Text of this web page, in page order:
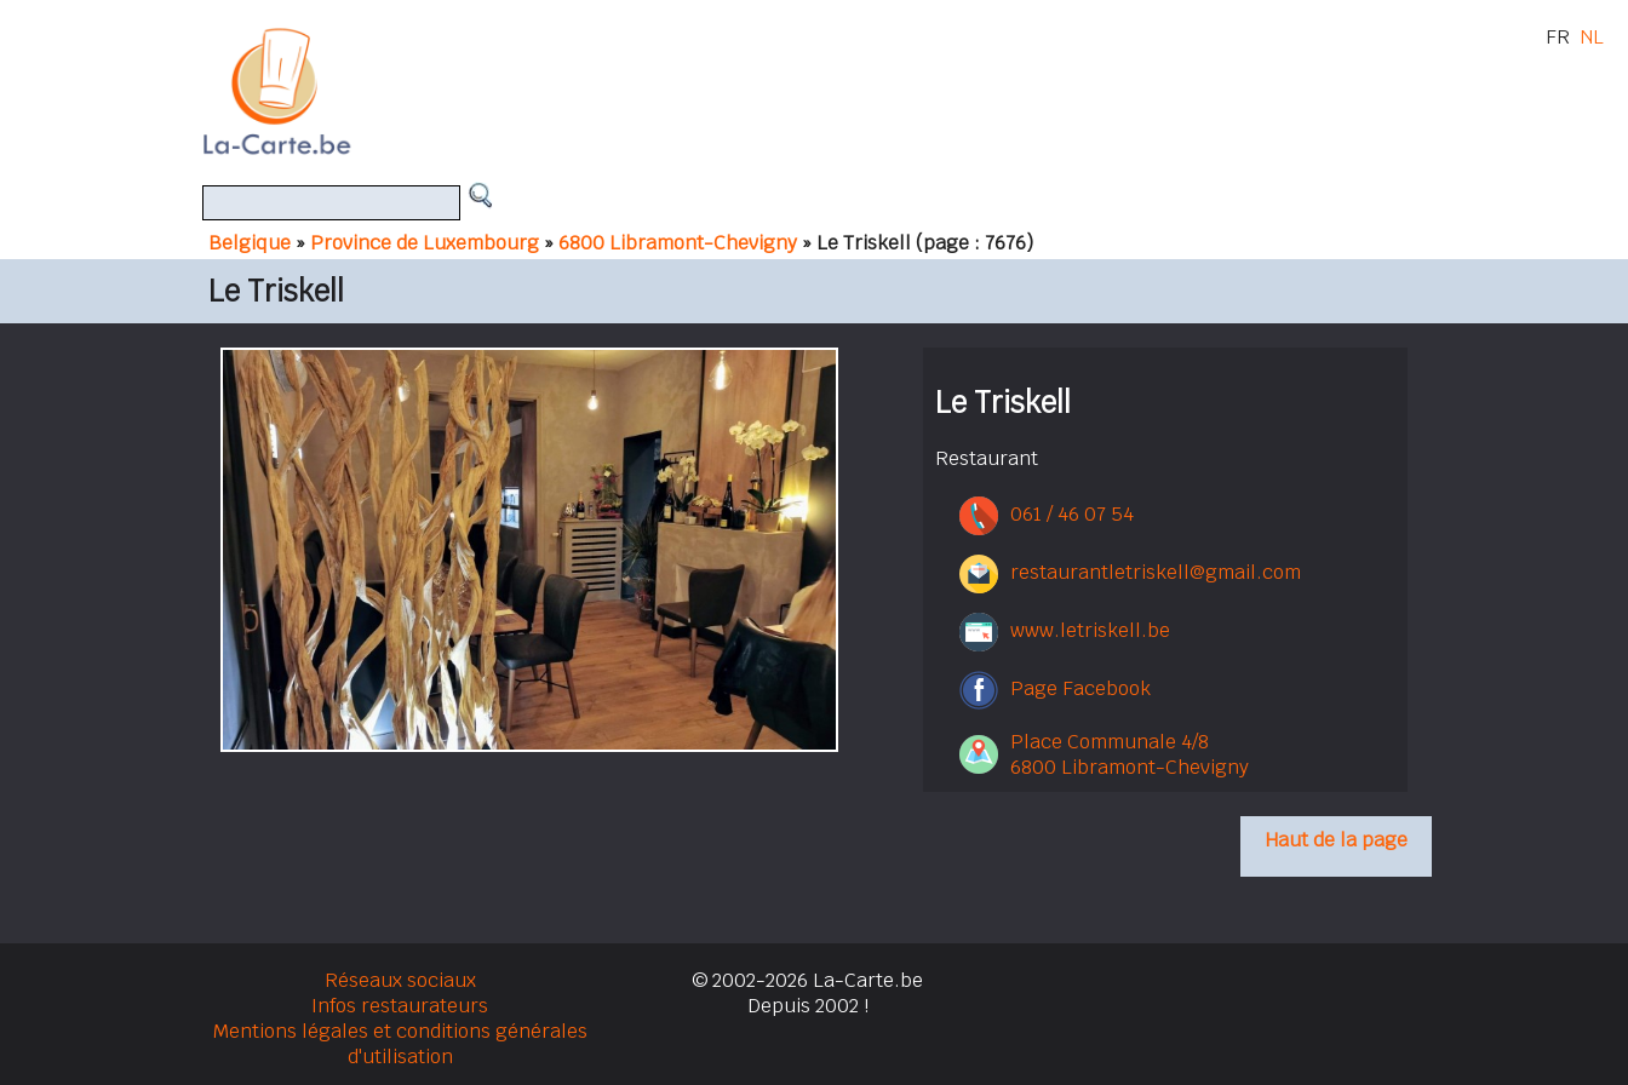
Belgique » Province de Luxembourg »6800 Libramont-Chevigny » Le Triskell (page : 7676)
FR NL
Le Triskell
Le Triskell
Restaurant
061 / 46 07 54
restaurantletriskell@gmail.com
www.letriskell.be
Page Facebook
Place Communale 4/8
6800 Libramont-Chevigny
Haut de la page
Réseaux sociaux
Infos restaurateurs
Mentions légales et conditions générales
d'utilisation
© 2002-2026 La-Carte.be
Depuis 2002 !